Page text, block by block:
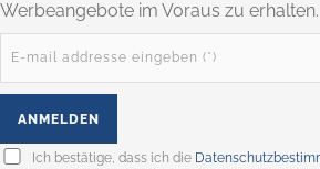
Werbeangebote im Voraus zu erhalten.
Ich bestätige, dass ich die